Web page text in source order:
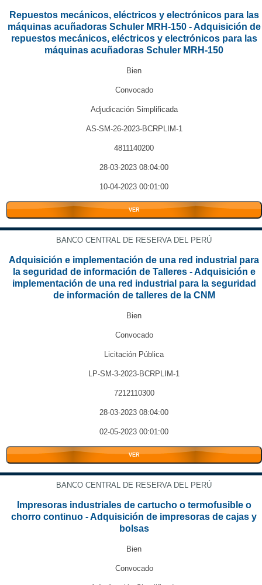
Repuestos mecánicos, eléctricos y electrónicos para las
máquinas acuñadoras Schuler MRH-150 - Adquisición de
repuestos mecánicos, eléctricos y electrónicos para las
máquinas acuñadoras Schuler MRH-150
Bien
Convocado
Adjudicación Simplificada
AS-SM-26-2023-BCRPLIM-1
4811140200
28-03-2023 08:04:00
10-04-2023 00:01:00
VER
BANCO CENTRAL DE RESERVA DEL PERÚ
Adquisición e implementación de una red industrial para
la seguridad de información de Talleres - Adquisición e
implementación de una red industrial para la seguridad
de información de talleres de la CNM
Bien
Convocado
Licitación Pública
LP-SM-3-2023-BCRPLIM-1
7212110300
28-03-2023 08:04:00
02-05-2023 00:01:00
VER
BANCO CENTRAL DE RESERVA DEL PERÚ
Impresoras industriales de cartucho o termofusible o
chorro continuo - Adquisición de impresoras de cajas y
bolsas
Bien
Convocado